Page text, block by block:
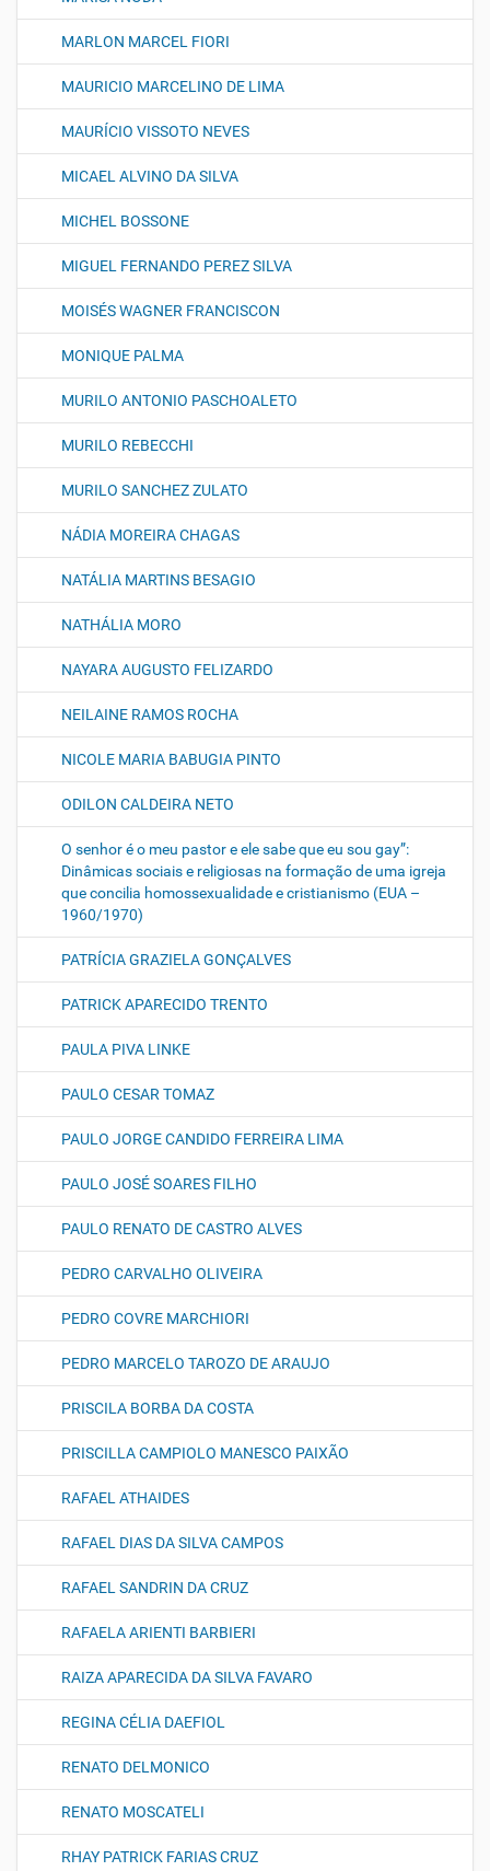
MARLON MARCEL FIORI
MAURICIO MARCELINO DE LIMA
MAURÍCIO VISSOTO NEVES
MICAEL ALVINO DA SILVA
MICHEL BOSSONE
MIGUEL FERNANDO PEREZ SILVA
MOISÉS WAGNER FRANCISCON
MONIQUE PALMA
MURILO ANTONIO PASCHOALETO
MURILO REBECCHI
MURILO SANCHEZ ZULATO
NÁDIA MOREIRA CHAGAS
NATÁLIA MARTINS BESAGIO
NATHÁLIA MORO
NAYARA AUGUSTO FELIZARDO
NEILAINE RAMOS ROCHA
NICOLE MARIA BABUGIA PINTO
ODILON CALDEIRA NETO
O senhor é o meu pastor e ele sabe que eu sou gay”:
Dinâmicas sociais e religiosas na formação de uma igreja
que concilia homossexualidade e cristianismo (EUA –
1960/1970)
PATRÍCIA GRAZIELA GONÇALVES
PATRICK APARECIDO TRENTO
PAULA PIVA LINKE
PAULO CESAR TOMAZ
PAULO JORGE CANDIDO FERREIRA LIMA
PAULO JOSÉ SOARES FILHO
PAULO RENATO DE CASTRO ALVES
PEDRO CARVALHO OLIVEIRA
PEDRO COVRE MARCHIORI
PEDRO MARCELO TAROZO DE ARAUJO
PRISCILA BORBA DA COSTA
PRISCILLA CAMPIOLO MANESCO PAIXÃO
RAFAEL ATHAIDES
RAFAEL DIAS DA SILVA CAMPOS
RAFAEL SANDRIN DA CRUZ
RAFAELA ARIENTI BARBIERI
RAIZA APARECIDA DA SILVA FAVARO
REGINA CÉLIA DAEFIOL
RENATO DELMONICO
RENATO MOSCATELI
RHAY PATRICK FARIAS CRUZ